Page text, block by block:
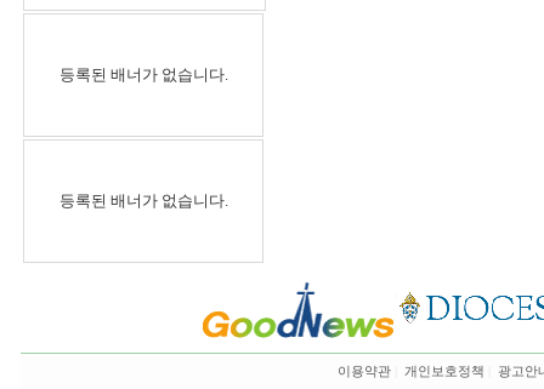
등록된 배너가 없습니다.
등록된 배너가 없습니다.
이용약관 개인보호정책 광고안